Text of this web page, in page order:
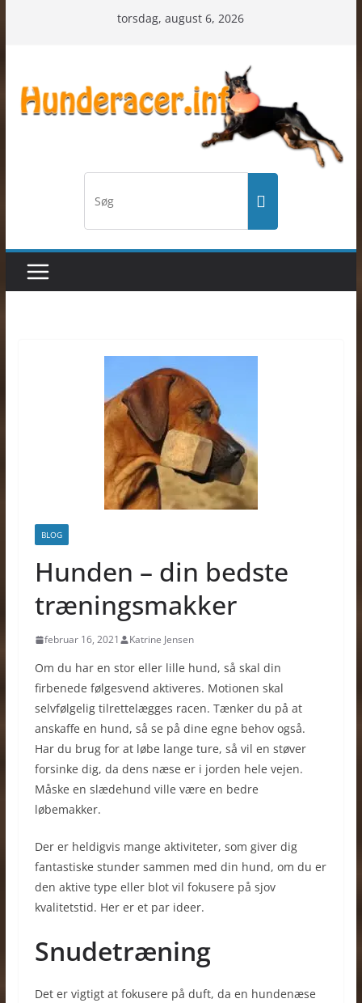
torsdag, august 6, 2026
BLOG
Hunden – din bedste
træningsmakker
februar 16, 2021 Katrine Jensen
Om du har en stor eller lille hund, så skal din
firbenede følgesvend aktiveres. Motionen skal
selvfølgelig tilrettelægges racen. Tænker du på at
anskaffe en hund, så se på dine egne behov også.
Har du brug for at løbe lange ture, så vil en støver
forsinke dig, da dens næse er i jorden hele vejen.
Måske en slædehund ville være en bedre
løbemakker.
Der er heldigvis mange aktiviteter, som giver dig
fantastiske stunder sammen med din hund, om du er
den aktive type eller blot vil fokusere på sjov
kvalitetstid. Her er et par ideer.
Snudetræning
Det er vigtigt at fokusere på duft, da en hundenæse